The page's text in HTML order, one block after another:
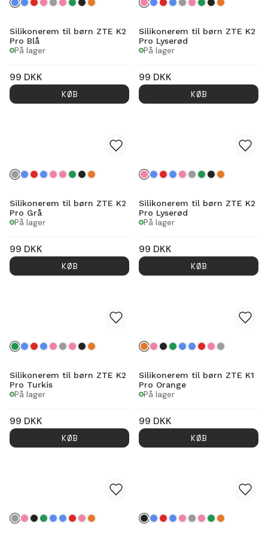
Silikonerem til børn ZTE K2
Pro Blå
På lager
99 DKK
KØB
Silikonerem til børn ZTE K2
Pro Lyserød
På lager
99 DKK
KØB
Silikonerem til børn ZTE K2
Pro Grå
På lager
99 DKK
KØB
Silikonerem til børn ZTE K2
Pro Lyserød
På lager
99 DKK
KØB
Silikonerem til børn ZTE K2
Pro Turkis
På lager
99 DKK
KØB
Silikonerem til børn ZTE K1
Pro Orange
På lager
99 DKK
KØB